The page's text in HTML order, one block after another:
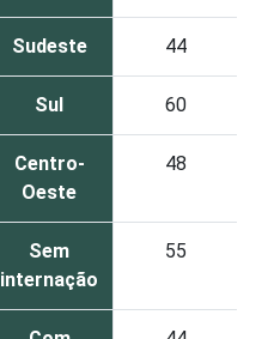
Sudeste 44
Sul 60
Centro-
Oeste
48
Sem
internação
55